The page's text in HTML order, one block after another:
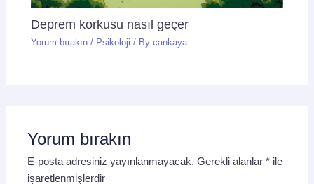
Deprem korkusu nasıl geçer
Yorum bırakın / Psikoloji / Bycankaya
Yorum bırakın
E-posta adresiniz yayınlanmayacak. Gerekli alanlar* ile
işaretlenmişlerdir